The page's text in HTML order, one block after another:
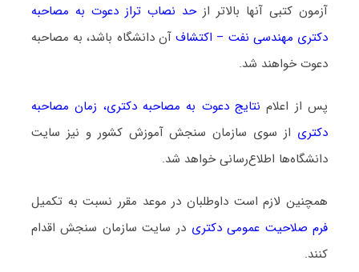
آزمون کتبی آنها بالاتر ازحد نصاب تراز دعوت به مصاحبه
دکتری مهندسی نفت – اکتشاف آن دانشگاه باشد، به مصاحبه
دعوت خواهند شد.
پس از اعلام نتایج دعوت به مصاحبه دکتری، زمان مصاحبه
دکتری از سوی سازمان سنجش آموزش کشور و نیز سایت
دانشگاه‌ها اطلاع‌رسانی خواهد شد.
همچنین لازم است داوطلبان در موعد مقرر نسبت به تکمیل
فرم صلاحیت عمومی دکتری در سایت سازمان سنجش اقدام
کنند.